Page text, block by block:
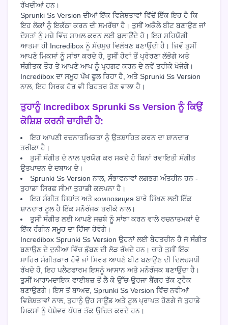
ਰੱਖਦੀਆਂ ਹਨ।
Sprunki Ss Version ਦੀਆਂ ਇੱਕ ਵਿਸ਼ੇਸ਼ਤਾਵਾਂ ਵਿੱਚੋਂ ਇੱਕ ਇਹ ਹੈ ਕਿ
ਇਹ ਲੋਕਾਂ ਨੂੰ ਇਕੱਠਾ ਕਰਨ ਦੀ ਸਮਰੱਥਾ ਹੈ। ਤੁਸੀਂ ਅਕੈਲੇ ਬੀਟ ਬਣਾਉਣ ਜਾਂ
ਦੋਸਤਾਂ ਨੂੰ ਮਜ਼ੇ ਵਿੱਚ ਸ਼ਾਮਲ ਕਰਨ ਲਈ ਬੁਲਾਉਂਦੇ ਹੋ। ਇਹ ਸਹਿਯੋਗੀ
ਆਤਮਾ ਹੀ Incredibox ਨੂੰ ਸੱਚਮੁਚ ਵਿਲੱਖਣ ਬਣਾਉਂਦੀ ਹੈ। ਜਿਵੇਂ ਤੁਸੀਂ
ਆਪਣੇ ਮਿਕਸਾਂ ਨੂੰ ਸਾਂਝਾ ਕਰਦੇ ਹੋ, ਤੁਸੀਂ ਹੋਰਾਂ ਤੋਂ ਪ੍ਰੇਰਣਾ ਲੱਭੋਗੇ ਅਤੇ
ਸੰਗੀਤਕ ਤੌਰ ਤੇ ਆਪਣੇ ਆਪ ਨੂੰ ਪ੍ਰਗਟ ਕਰਨ ਦੇ ਨਵੇਂ ਤਰੀਕੇ ਖੋਜੋਗੇ।
Incredibox ਦਾ ਸਮੂਹ ਪੱਖ ਫੂਲ ਰਿਹਾ ਹੈ, ਅਤੇ Sprunki Ss Version
ਨਾਲ, ਇਹ ਸਿਰਫ ਹੋਰ ਵੀ ਬਿਹਤਰ ਹੋਣ ਵਾਲਾ ਹੈ।
ਤੁਹਾਨੂੰ Incredibox Sprunki Ss Version ਨੂੰ ਕਿਉਂ
ਕੋਸ਼ਿਸ਼ ਕਰਨੀ ਚਾਹੀਦੀ ਹੈ:
ਇਹ ਆਪਣੀ ਰਚਨਾਤਮਿਕਤਾ ਨੂੰ ਉਤਸ਼ਾਹਿਤ ਕਰਨ ਦਾ ਸ਼ਾਨਦਾਰ
ਤਰੀਕਾ ਹੈ।
ਤੁਸੀਂ ਸੰਗੀਤ ਦੇ ਨਾਲ ਪ੍ਰਯੋਗ ਕਰ ਸਕਦੇ ਹੋ ਬਿਨਾਂ ਰਵਾਇਤੀ ਸੰਗੀਤ
ਉਤਪਾਦਨ ਦੇ ਦਬਾਅ ਦੇ।
Sprunki Ss Version ਨਾਲ, ਸੰਭਾਵਨਾਵਾਂ ਲਗਭਗ ਅੰਤਹੀਨ ਹਨ -
ਤੁਹਾਡਾ ਸਿਰਫ਼ ਸੀਮਾ ਤੁਹਾਡੀ ਕਲਪਨਾ ਹੈ।
ਇਹ ਸੰਗੀਤ ਸਿਧਾਂਤ ਅਤੇ композиция ਬਾਰੇ ਸਿੱਖਣ ਲਈ ਇੱਕ
ਸ਼ਾਨਦਾਰ ਟੂਲ ਹੈ ਇੱਕ ਮਨੋਰੰਜਕ ਤਰੀਕੇ ਨਾਲ।
ਤੁਸੀਂ ਸੰਗੀਤ ਲਈ ਆਪਣੇ ਜਜ਼ਬੇ ਨੂੰ ਸਾਂਝਾ ਕਰਨ ਵਾਲੇ ਰਚਨਾਤਮਕਾਂ ਦੇ
ਇੱਕ ਰੰਗੀਨ ਸਮੂਹ ਦਾ ਹਿੱਸਾ ਹੋਵੋਗੇ।
Incredibox Sprunki Ss Version ਉਹਨਾਂ ਲਈ ਬੇਹਤਰੀਨ ਹੈ ਜੋ ਸੰਗੀਤ
ਬਣਾਉਣ ਦੇ ਦੁਨੀਆ ਵਿੱਚ ਡੁੱਬਣ ਦੀ ਲੋੜ ਰੱਖਦੇ ਹਨ। ਚਾਹੇ ਤੁਸੀਂ ਇੱਕ
ਮਾਹਿਰ ਸੰਗੀਤਕਾਰ ਹੋਵੋ ਜਾਂ ਸਿਰਫ ਆਪਣੇ ਬੀਟ ਬਣਾਉਣ ਦੀ ਦਿਲਚਸਪੀ
ਰੱਖਦੇ ਹੋ, ਇਹ ਪਲੈਟਫਾਰਮ ਇਸਨੂੰ ਆਸਾਨ ਅਤੇ ਮਨੋਰੰਜਕ ਬਣਾਉਂਦਾ ਹੈ।
ਤੁਸੀਂ ਆਰਾਮਦਾਇਕ ਵਾਈਬਜ਼ ਤੋਂ ਲੈ ਕੇ ਉੱਚ-ਉਰਜਾ ਬੈਂਗਰ ਤੱਕ ਟ੍ਰੈਕ
ਬਣਾਉਣਗੇ। ਇਸ ਤੋਂ ਬਾਅਦ, Sprunki Ss Version ਵਿੱਚ ਨਵੀਆਂ
ਵਿਸ਼ੇਸ਼ਤਾਵਾਂ ਨਾਲ, ਤੁਹਾਨੂੰ ਉਹ ਸਾਊਂਡ ਅਤੇ ਟੂਲ ਪ੍ਰਾਪਤ ਹੋਣਗੇ ਜੋ ਤੁਹਾਡੇ
ਮਿਕਸਾਂ ਨੂੰ ਪੇਸ਼ੇਵਰ ਪੱਧਰ ਤੱਕ ਉਚਿਤ ਕਰਦੇ ਹਨ।